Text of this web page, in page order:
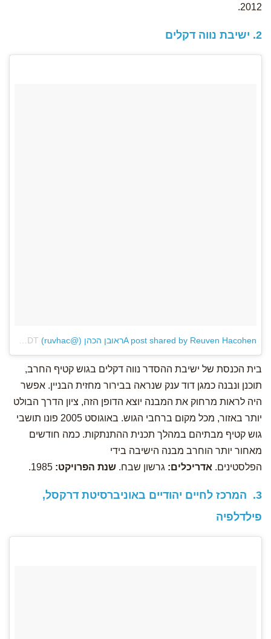
2012.
2. ישיבת נווה דקלים
A post shared by Reuven Hacohenראובן הכהן (@ruvhac) Jul 15, 2014 at 9:20am PDT
בית הכנסת של ישיבת ההסדר נווה דקלים בגוש קטיף החרב,
תוכנן ונבנה כמגן דוד ענק שנראה בבירור מחזית הבניין. אפשר
היה לראות מרחוק את המבנה יוצא הדופן הזה, ציון הדרך הבולט
יותר באזור, מכל מקום ברחבי הגוש. באוגוסט 2005 פונו תושבי
גוש קטיף מבתיהם במהלך תכנית ההתנתקות. כמה חודשים
מאחור יותר הוחרב מבנה הישיבה בידי
הפלסטינים. אדריכלים: גרשון שבח. שנת הפרויקט:
3. המרכז לחיים יהודיים באוניברסיטת דרקסל,
פילדלפיה